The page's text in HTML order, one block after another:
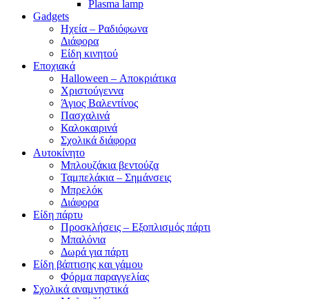
Plasma lamp
Gadgets
Ηχεία – Ραδιόφωνα
Διάφορα
Είδη κινητού
Εποχιακά
Halloween – Αποκριάτικα
Χριστούγεννα
Άγιος Βαλεντίνος
Πασχαλινά
Καλοκαιρινά
Σχολικά διάφορα
Αυτοκίνητο
Μπλουζάκια βεντούζα
Ταμπελάκια – Σημάνσεις
Μπρελόκ
Διάφορα
Είδη πάρτυ
Προσκλήσεις – Εξοπλισμός πάρτι
Μπαλόνια
Δωρά για πάρτι
Είδη βάπτισης και γάμου
Φόρμα παραγγελίας
Σχολικά αναμνηστικά